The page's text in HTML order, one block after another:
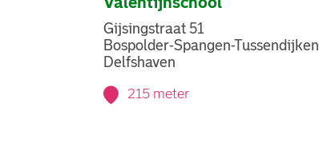
Gijsingstraat 51
Bospolder-Spangen-Tussendijken
Delfshaven
215 meter